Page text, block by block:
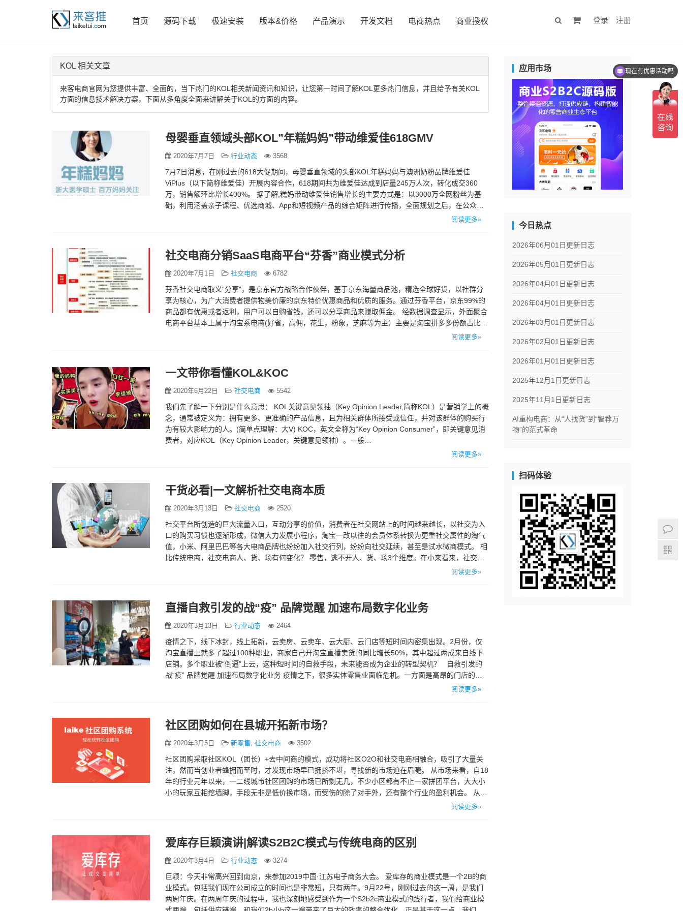
首页 源码下载 极速安装 版本&价格 产品演示 开发文档 电商热点 商业授权 登录 注册
KOL 相关文章
来客电商官网为您提供丰富、全面的，当下热门的KOL相关新闻资讯和知识，让您第一时间了解KOL更多热门信息，并且给予有关KOL
方面的信息技术解决方案，下面从多角度全面来讲解关于KOL的方面的内容。
母婴垂直领域头部KOL”年糕妈妈”带动维爱佳618GMV
2020年7月7日 行业动态 3568
7月7日消息，在刚过去的618大促期间，母婴垂直领域的头部KOL年糕妈妈与澳洲奶粉品牌维爱佳
ViPlus（以下简称维爱佳）开展内容合作，618期间共为维爱佳达成到店量245万人次，转化成交360
万，销售额环比增长400%。 据了解,糕妈带动维爱佳销售增长的主要方式是：以3000万全网粉丝为基
础，利用涵盖亲子课程、优选商城、App和短视频产品的综合矩阵进行传播，全面规划之后，在公众号
阅读更多»
社交电商分销SaaS电商平台“芬香”商业模式分析
2020年7月1日 社交电商 6782
芬香社交电商取义“分享”，是京东官方战略合作伙伴，基于京东海量商品池，精选全球好货，以社群分
享为核心，为广大消费者提供物美价廉的京东特价优惠商品和优质的服务。通过芬香平台，京东99%的
商品都有优惠或者返利，用户可以自购省钱，还可以分享商品来赚取佣金。 经数据调查显示，外面聚合
电商平台基本上属于淘宝系电商(好省，高佣，花生，粉象，芝麻等为主）主要是淘宝拼多多份额占比
阅读更多»
一文带你看懂KOL&KOC
2020年6月22日 社交电商 5542
我们先了解一下分别是什么意思： KOL关键意见领袖（Key Opinion Leader,简称KOL）是营销学上的概
念，通常被定义为：拥有更多、更准确的产品信息，且为相关群体所接受或信任，并对该群体的购买行
为有较大影响力的人。(简单点理解：大V) KOC，英文全称为“Key Opinion Consumer”，即关键意见消
费者，对应KOL（Key Opinion Leader，关键意见领袖）。一般…
阅读更多»
干货必看|一文解析社交电商本质
2020年3月13日 社交电商 2520
社交平台所创造的巨大流量入口，互动分享的价值，消费者在社交网站上的时间越来越长，以社交为入
口的购买习惯也逐渐形成，微信大力发展小程序，淘宝一改以往的会员体系转换为更重社交属性的淘气
值，小米、阿里巴巴等各大电商品牌也纷纷加入社交行列，纷纷向社交延续，甚至是试水微商模式。 相
比传统电商，社交电商人、货、场有何变化？ 零售，逃不开人、货、场3个维度。在小来看来，社交电
阅读更多»
直播自救引发的战“疫” 品牌觉醒 加速布局数字化业务
2020年3月13日 行业动态 2464
疫情之下，线下冰封，线上拓新，云卖房、云卖车、云大厨、云门店等短时间内密集出现。2月份，仅
淘宝直播上就多了超过100种职业，商家自己开淘宝直播卖货的同比增长50%，其中超过两成来自线下
店铺。多个职业被“倒逼”上云，这种短时间的自救手段，未来能否成为企业的转型契机？ 自救引发的
战“疫” 品牌觉醒 加速布局数字化业务 疫情之下，很多实体零售业面临危机。一方面是高昂的门店的租
阅读更多»
社区团购如何在县城开拓新市场？
2020年3月5日 新零售, 社交电商 3502
社区团购采取社区KOL（团长）+去中间商的模式，成功将社区O2O和社交电商相融合，吸引了大量关
注，然而当创业者蜂拥而至时，才发现市场早已拥挤不堪，寻找新的市场迫在眉睫。 从市场来看，自18
年的行业元年以来，一二线城市社区团购的市场已所剩无几，不少小区都有不止一家拼团平台，大大小
小的玩家互相挖墙脚，手段无非是低价换市场，而受伤的除了对手外，还有整个行业的盈利机会。 从品
阅读更多»
爱库存巨颖演讲|解读S2B2C模式与传统电商的区别
2020年3月4日 行业动态 3274
巨颖：今天非常高兴回到南京，来参加2019中国·江苏电子商务大会。 爱库存的商业模式是一个2B的商
业模式。包括我们现在公司成立的时间也是非常短，只有两年。9月22号，刚刚过去的这一周，是我们
两周年庆。在两周年庆的过程中，我也深刻地感受到作为一个S2b2c商业模式的践行者，我们给商业模
应用市场
今日热点
2026年06月01日更新日志
2026年05月01日更新日志
2026年04月01日更新日志
2026年04月01日更新日志
2026年03月01日更新日志
2026年02月01日更新日志
2026年01月01日更新日志
2025年12月1日更新日志
2025年11月1日更新日志
AI重构电商：从“人找货”到“智荐万
物”的范式革命
扫码体验
现在有优惠活动吗